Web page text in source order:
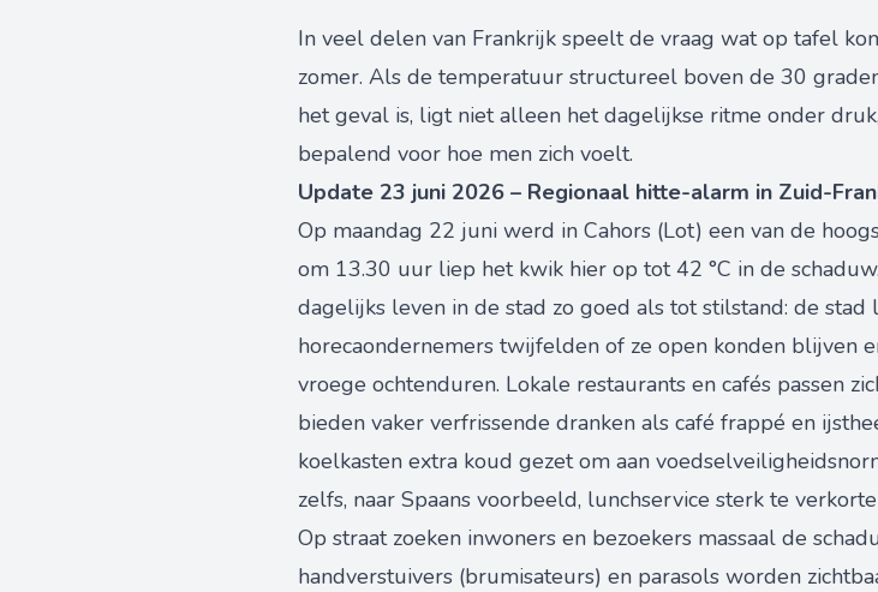
In veel delen van Frankrijk speelt de vraag wat op tafel
zomer. Als de temperatuur structureel boven de 30
het geval is, ligt niet alleen het dagelijkse ritme onder
bepalend voor hoe men zich voelt.
Update 23 juni 2026 – Regionaal hitte-alarm in Zuid-
Op maandag 22 juni werd in Cahors (Lot) een van de
om 13.30 uur liep het kwik hier op tot 42 °C in de
dagelijks leven in de stad zo goed als tot stilstand: de
horecaondernemers twijfelden of ze open konden blijven
vroege ochtenduren. Lokale restaurants en cafés passen
bieden vaker verfrissende dranken als café frappé en
koelkasten extra koud gezet om aan
zelfs, naar Spaans voorbeeld, lunchservice sterk te
Op straat zoeken inwoners en bezoekers massaal de
handverstuivers (brumisateurs) en parasols worden